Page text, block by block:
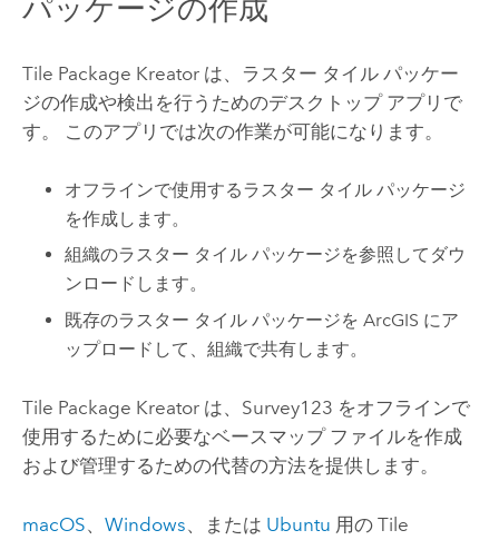
パッケージの作成
Tile Package Kreator は、ラスター タイル パッケー
ジの作成や検出を行うためのデスクトップ アプリで
す。 このアプリでは次の作業が可能になります。
オフラインで使用するラスター タイル パッケージ
を作成します。
組織のラスター タイル パッケージを参照してダウ
ンロードします。
既存のラスター タイル パッケージを ArcGIS にア
ップロードして、組織で共有します。
Tile Package Kreator は、 Survey123 をオフラインで
使用するために必要なベースマップ ファイルを作成
および管理するための代替の方法を提供します。
macOS、 Windows、または Ubuntu 用の Tile